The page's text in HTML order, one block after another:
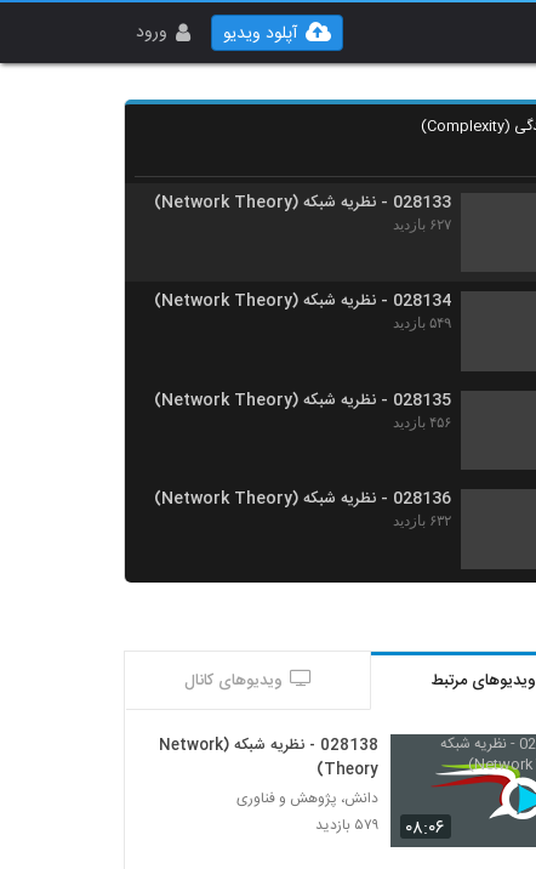
ورود آپلود ویدیو
028132 - نظریه شبکه (Network Theory)
۵۴۰ بازدید
028133 - نظریه شبکه (Network Theory)
۶۲۷ بازدید
028134 - نظریه شبکه (Network Theory)
۵۴۹ بازدید
028135 - نظریه شبکه (Network Theory)
۴۵۶ بازدید
028136 - نظریه شبکه (Network Theory)
۶۳۲ بازدید
028138 - نظریه شبکه (Network Theory)
028139 - پیچیدگی اجتماعی (Social
Complexity)
۵۱۴ بازدید
ویدیوهای مرتبط ویدیوهای کانال
۰۸:۰۶
028138 - نظریه شبکه (Network
Theory)
دانش، پژوهش و فناوری
۵۷۹ بازدید